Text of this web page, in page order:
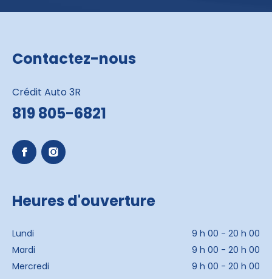
Contactez-nous
Crédit Auto 3R
819 805-6821
Heures d'ouverture
Lundi
9 h 00 - 20 h 00
Mardi
9 h 00 - 20 h 00
Mercredi
9 h 00 - 20 h 00